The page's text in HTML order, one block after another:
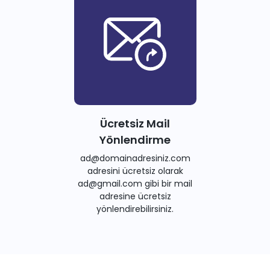
Ücretsiz Mail
Yönlendirme
ad@domainadresiniz.com
adresini ücretsiz olarak
ad@gmail.com gibi bir mail
adresine ücretsiz
yönlendirebilirsiniz.